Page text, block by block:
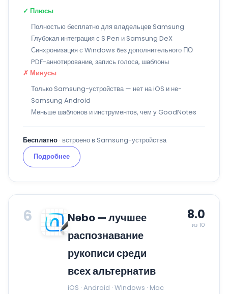
✓ Плюсы
Полностью бесплатно для владельцев Samsung
Глубокая интеграция с S Pen и Samsung DeX
Синхронизация с Windows без дополнительного ПО
PDF-аннотирование, запись голоса, шаблоны
✗ Минусы
Только Samsung-устройства — нет на iOS и не-
Samsung Android
Меньше шаблонов и инструментов, чем у GoodNotes
Бесплатно · встроено в Samsung-устройства
Подробнее
6
Nebo — лучшее
распознавание
рукописи среди
всех альтернатив
iOS · Android · Windows · Mac
8.0
из 10